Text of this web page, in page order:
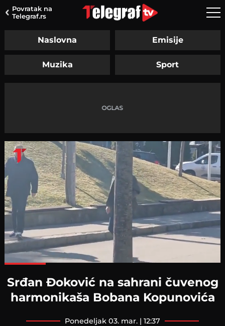
Povratak na
Telegraf.rs
Naslovna Emisije
Muzika Sport
Srđan Đoković na sahrani čuvenog
harmonikaša Bobana Kopunovića
ponedeljak 03. mar. | 12:37